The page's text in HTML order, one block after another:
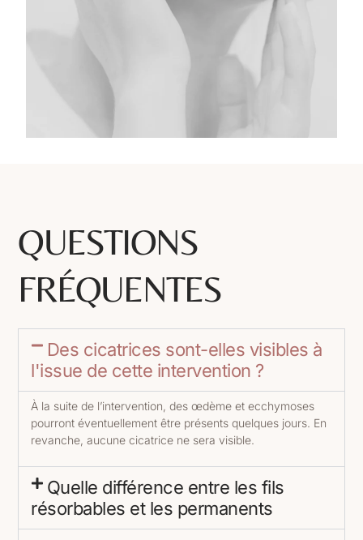
QUESTIONS
FRÉQUENTES
Des cicatrices sont-elles visibles à
l'issue de cette intervention ?
À la suite de l’intervention, des œdème et ecchymoses
pourront éventuellement être présents quelques jours. En
revanche, aucune cicatrice ne sera visible.
Quelle différence entre les fils
résorbables et les permanents